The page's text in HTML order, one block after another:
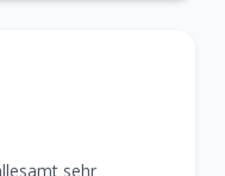
sehr